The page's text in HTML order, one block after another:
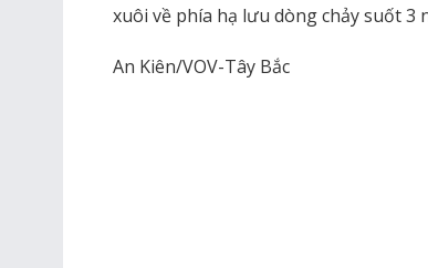
xuôi về phía hạ lưu dòng chảy suốt 3
An Kiên/VOV-Tây Bắc